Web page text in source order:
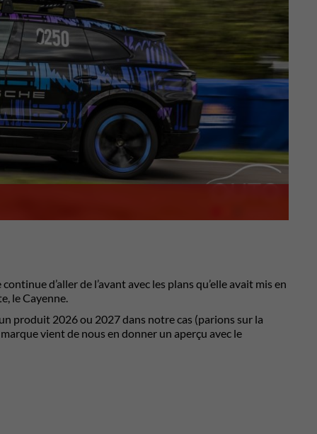
d’aller de l’avant avec les plans qu’elle avait mis en
le Cayenne.
produit 2026 ou 2027 dans notre cas (parions sur la
vient de nous en donner un aperçu avec le